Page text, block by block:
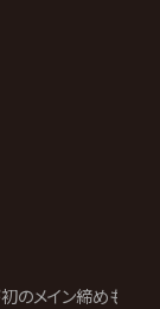
メイン締めも…清